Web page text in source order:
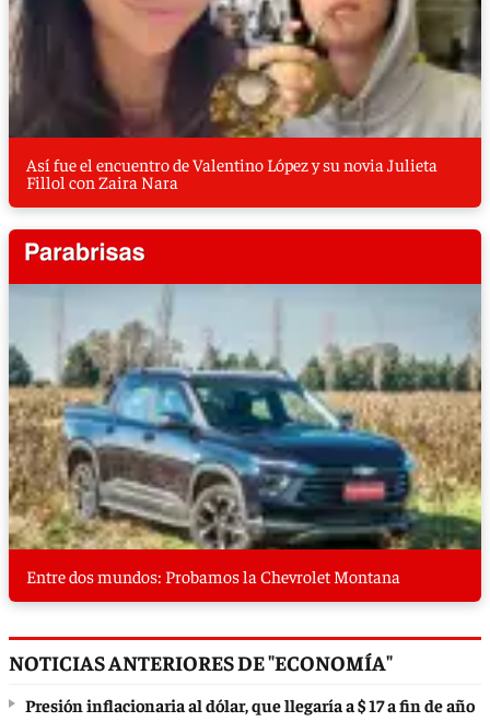
Así fue el encuentro de Valentino López y su novia Julieta
Fillol con Zaira Nara
Entre dos mundos: Probamos la Chevrolet Montana
NOTICIAS ANTERIORES DE "ECONOMÍA"
Presión inflacionaria al dólar, que llegaría a $ 17 a fin de año